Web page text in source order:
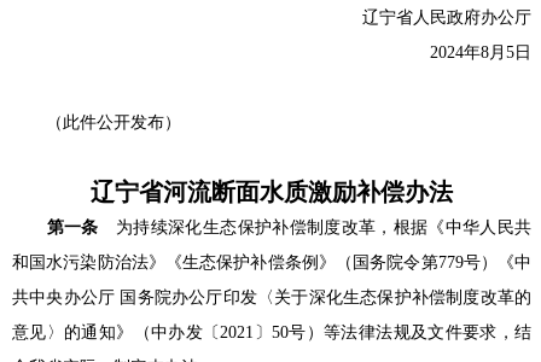
辽宁省人民政府办公厅
2024年8月5日
（此件公开发布）
辽宁省河流断面水质激励补偿办法
第一条 为持续深化生态保护补偿制度改革，根据《中华人民共
和国水污染防治法》《生态保护补偿条例》（国务院令第779号）《中
共中央办公厅 国务院办公厅印发〈关于深化生态保护补偿制度改革的
意见〉的通知》（中办发〔2021〕50号）等法律法规及文件要求，结